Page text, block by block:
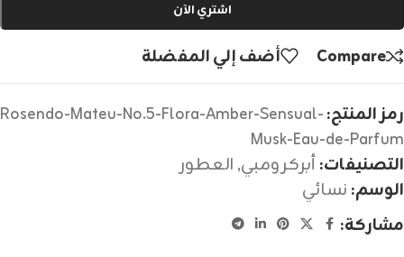
اشتري الآن
Compare أضف إلي المفضلة
رمز المنتج:Rosendo-Mateu-No.5-Flora-Amber-Sensual-
Musk-Eau-de-Parfum
التصنيفات:أبركرومبي, العطور
الوسم: نسائي
مشاركة: